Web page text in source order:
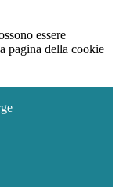
essere
pagina della cookie